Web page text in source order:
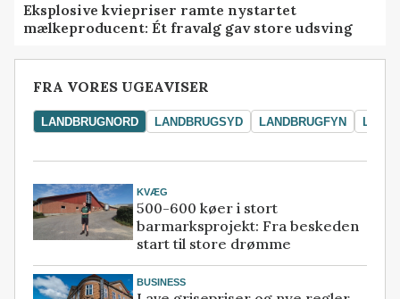
Eksplosive kviepriser ramte nystartet
mælkeproducent: Ét fravalg gav store udsving
FRA VORES UGEAVISER
LANDBRUGNORD LANDBRUGSYD LANDBRUGFYN
KVÆG
500-600 køer i stort
barmarksprojekt: Fra beskeden
start til store drømme
BUSINESS